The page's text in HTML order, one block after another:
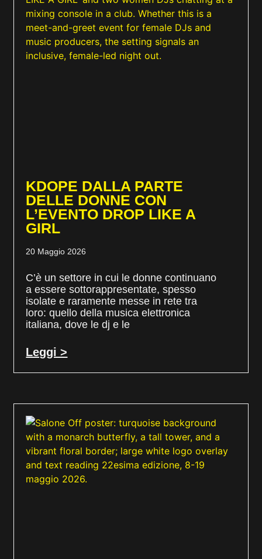
KDOPE DALLA PARTE
DELLE DONNE CON
L’EVENTO DROP LIKE A
GIRL
20 Maggio 2026
C’è un settore in cui le donne continuano
a essere sottorappresentate, spesso
isolate e raramente messe in rete tra
loro: quello della musica elettronica
italiana, dove le dj e le
Leggi >